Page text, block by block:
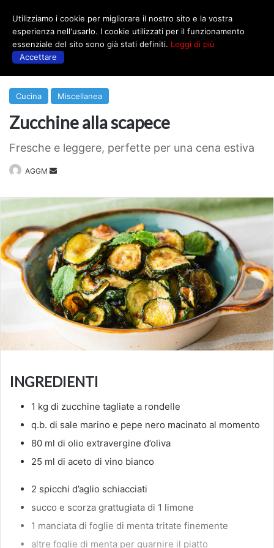
Cucina Miscellanea
Zucchine alla scapece
Fresche e leggere, perfette per una cena estiva
AGGM
Invia
INGREDIENTI
1 kg di zucchine tagliate a rondelle
q.b. di sale marino e pepe nero macinato al momento
80 ml di olio extravergine d’oliva
25 ml di aceto di vino bianco
2 spicchi d’aglio schiacciati
succo e scorza grattugiata di 1 limone
1 manciata di foglie di menta tritate finemente
altre foglie di menta per guarnire il piatto
Utilizziamo i cookie per migliorare il nostro sito e la vostra
esperienza nell'usarlo. I cookie utilizzati per il funzionamento
essenziale del sito sono già stati definiti. Leggi di più
Accettare